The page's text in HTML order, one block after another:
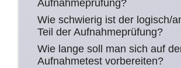
Aufnahmeprüfung?
Wie schwierig ist der logisch/
Teil der Aufnahmeprüfung?
Wie lange soll man sich auf
Aufnahmetest vorbereiten?